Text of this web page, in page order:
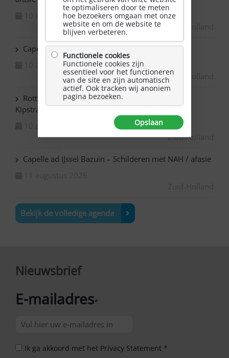
10 augustus 2026
Capelle ad IJssel Beemsterhoek – Klaverjassen
10 augustus 2026
Zuid-Holland
Rotterdam Centrum – NAH bijeenkomst in de
Kipstraat
Zuid-Holland
Capelle ad IJssel Bazuin – Schilderen met NAH / afasie
Bekijk de volledige agenda
Nieuwsbrief
E-mailadres*
Ik ga akkoord met het Privacy Statement *
te optimaliseren door te meten
hoe bezoekers omgaan met onze
website en om de website te
blijven verbeteren.
Functionele cookies
Functionele cookies zijn
essentieel voor het functioneren
van de site en zijn automatisch
actief. Ook tracken wij anoniem
pagina bezoeken.
Opslaan